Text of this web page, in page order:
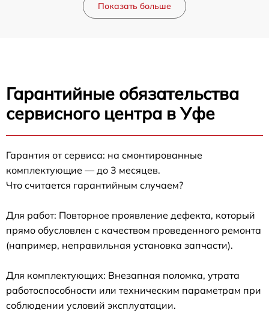
Показать больше
Гарантийные обязательства
сервисного центра в Уфе
Гарантия от сервиса: на смонтированные
комплектующие — до 3 месяцев.
Что считается гарантийным случаем?
Для работ: Повторное проявление дефекта, который
прямо обусловлен с качеством проведенного ремонта
(например, неправильная установка запчасти).
Для комплектующих: Внезапная поломка, утрата
работоспособности или техническим параметрам при
соблюдении условий эксплуатации.